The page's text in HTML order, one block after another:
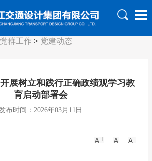
党群工作> 党建动态
展树立和践行正确政绩观学习教
育启动部署会
布时间：2026年03月11日